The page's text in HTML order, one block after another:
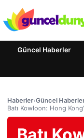
Güncel Haberler
Haberler›Güncel
Batı Kowloon: Hong